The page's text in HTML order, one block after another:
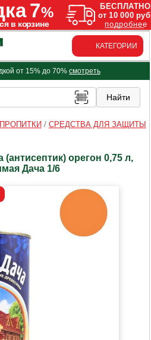
КАТЕГОРИИ
от 15% до 70% смотреть
/ СРЕДСТВА ДЛЯ ЗАЩИТЫ
(антисептик) орегон 0,75 л,
Дача 1/6